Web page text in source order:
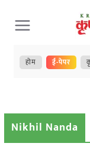
Skip
to
content
होम ई-पेपर
Nikhil Nanda